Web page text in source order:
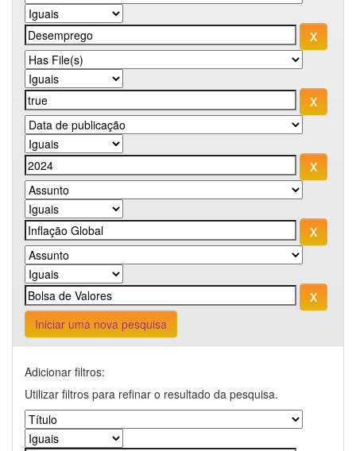
Iniciar uma nova pesquisa
Adicionar filtros:
Utilizar filtros para refinar o resultado da pesquisa.